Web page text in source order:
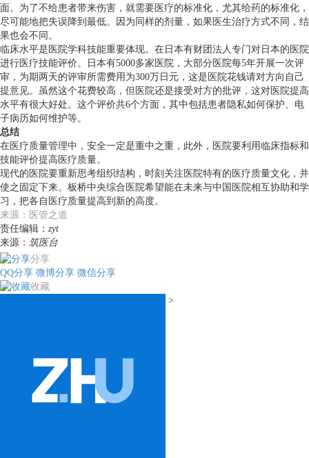
面。为了不给患者带来伤害，就需要医疗的标准化，尤其给药的标准化，
尽可能地把失误降到最低。因为同样的剂量，如果医生治疗方式不同，结
果也会不同。
临床水平是医院学科技能重要体现。在日本有财团法人专门对日本的医院
进行医疗技能评价。日本有5000多家医院，大部分医院每5年开展一次评
审，为期两天的评审所需费用为300万日元，这是医院花钱请对方向自己
提意见。虽然这个花费较高，但医院还是接受对方的批评，这对医院提高
水平有很大好处。这个评价共6个方面，其中包括患者隐私如何保护、电
子病历如何维护等。
总结
在医疗质量管理中，安全一定是重中之重，此外，医院要利用临床指标和
技能评价提高医疗质量。
现代的医院要重新思考组织结构，时刻关注医院特有的医疗质量文化，并
使之固定下来。板桥中央综合医院希望能在未来与中国医院相互协助和学
习，把各自医疗质量提高到新的高度。
来源：医管之道
责任编辑： zyt
来源： 筑医台
分享
QQ分享 微博分享 微信分享
收藏
>